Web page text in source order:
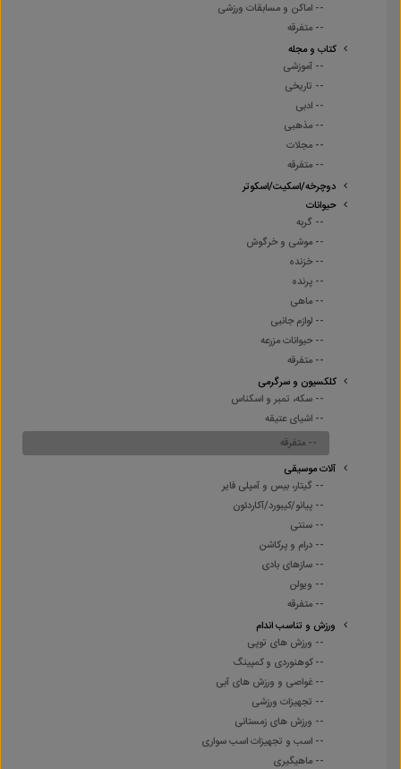
-- اماکن و مسابقات ورزشی
-- متفرقه
کتاب و مجله
-- آموزشی
-- تاریخی
-- ادبی
-- مذهبی
-- مجلات
-- متفرقه
دوچرخه/اسکیت/اسکوتر
حیوانات
-- گربه
-- موشی و خرگوش
-- خزنده
-- پرنده
-- ماهی
-- لوازم جانبی
-- حیوانات مزرعه
-- متفرقه
کلکسیون و سرگرمی
-- سکه، تمبر و اسکناس
-- اشیای عتیقه
-- متفرقه
آلات موسیقی
-- گیتار، بیس و آمپلی فایر
-- پیانو/کیبورد/آکاردئون
-- سنتی
-- درام و پرکاشن
-- سازهای بادی
-- ویولن
-- متفرقه
ورزش و تناسب اندام
-- ورزش های توپی
-- کوهنوردی و کمپینگ
-- غواصی و ورزش های آبی
-- تجهیزات ورزشی
-- ورزش های زمستانی
-- اسب و تجهیزات اسب سواری
-- ماهیگیری